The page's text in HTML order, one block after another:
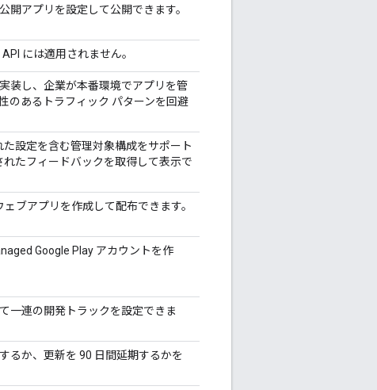
開アプリを設定して公開できます。
には適用されません。
装し、企業が本番環境でアプリを管
のあるトラフィック パターンを回避
設定を含む管理対象構成をサポート
れたフィードバックを取得して表示で
ブアプリを作成して配布できます。
Google Play アカウントを作
一連の開発トラックを設定できま
るか、更新を 90 日間延期するかを